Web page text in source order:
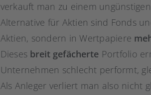
verkauft man zu einem
Alternative für Aktien sind Fonds
Aktien, sondern in Wertpapiere
Dieses breit gefächerte Portfolio
Unternehmen schlecht performt,
Als Anleger verliert man also nicht